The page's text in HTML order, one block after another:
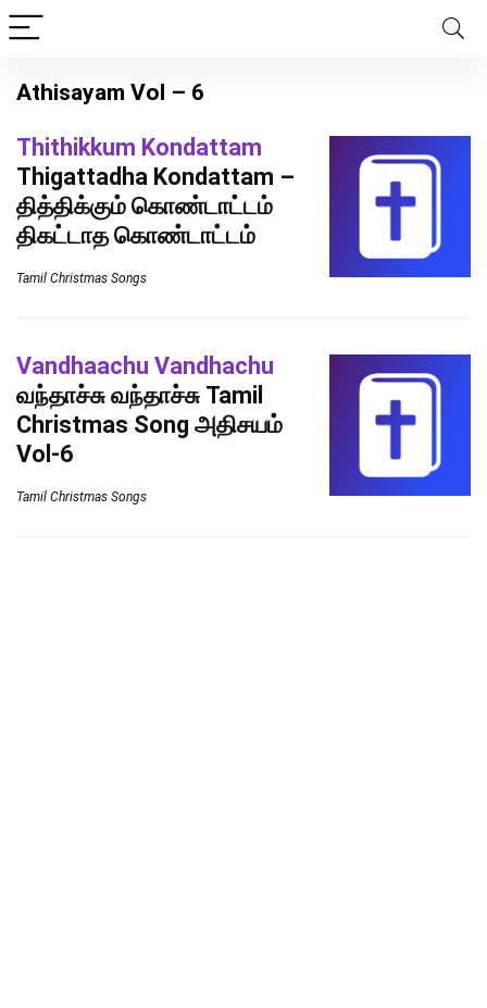
Athisayam Vol – 6
Thithikkum Kondattam
Thigattadha Kondattam –
தித்திக்கும் கொண்டாட்டம்
திகட்டாத கொண்டாட்டம்
Tamil Christmas Songs
Vandhaachu Vandhachu
வந்தாச்சு வந்தாச்சு Tamil
Christmas Song அதிசயம்
Vol-6
Tamil Christmas Songs